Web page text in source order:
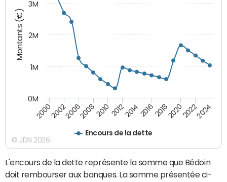
Montants (€)
Encours de la dette
20002002200620082010 2012201420162018202020222024
0M
1M
2M
3M
© JDN 2026
L'encours de la dette représente la somme que Bédoin
doit rembourser aux banques. La somme présentée ci-